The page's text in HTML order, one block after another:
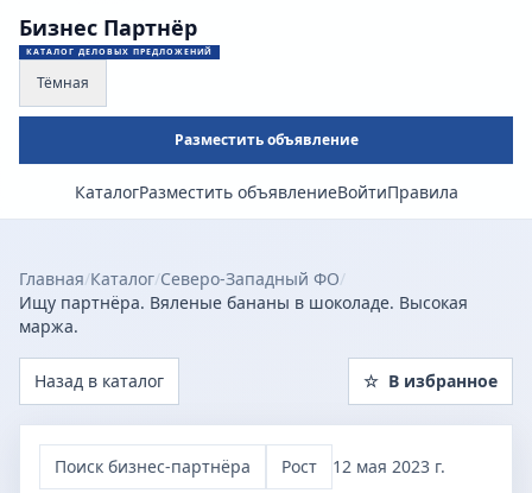
Бизнес Партнёр
КАТАЛОГ ДЕЛОВЫХ ПРЕДЛОЖЕНИЙ
Тёмная
Разместить объявление
КаталогРазместить объявлениеВойтиПравила
Главная/Каталог/Северо-Западный ФО/
Ищу партнёра. Вяленые бананы в шоколаде. Высокая
маржа.
Назад в каталог ☆ В избранное
Поиск бизнес-партнёра Рост 12 мая 2023 г.